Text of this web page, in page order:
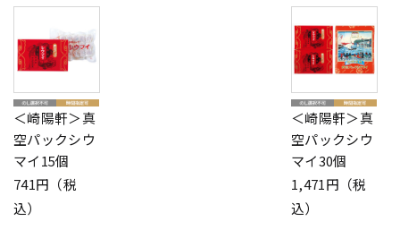
＜崎陽軒＞真
空パックシウ
マイ15個
741円（税
込）
＜崎陽軒＞真
空パックシウ
マイ30個
1,471円（税
込）